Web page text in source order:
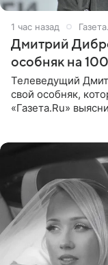
1 час назад
Дмитрий
особняк на
Телеведущий
свой особняк,
«Газета.Ru»